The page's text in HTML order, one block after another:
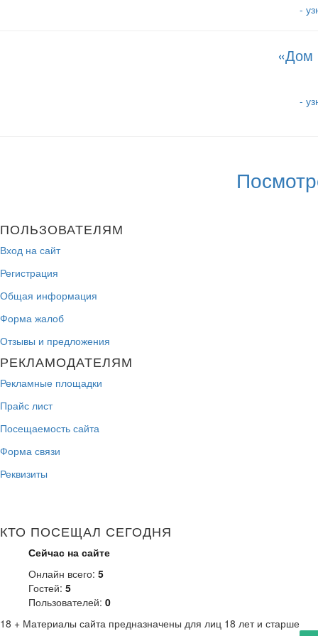
-
«Дом
-
ПОЛЬЗОВАТЕЛЯМ
Вход на сайт
Регистрация
Общая информация
Форма жалоб
Отзывы и предложения
РЕКЛАМОДАТЕЛЯМ
Рекламные площадки
Прайс лист
Посещаемость сайта
Форма связи
Реквизиты
КТО ПОСЕЩАЛ СЕГОДНЯ
Сейчас на сайте
Онлайн всего: 5
Гостей: 5
Пользователей: 0
18 + Материалы сайта предназначены для лиц 18 лет и старше